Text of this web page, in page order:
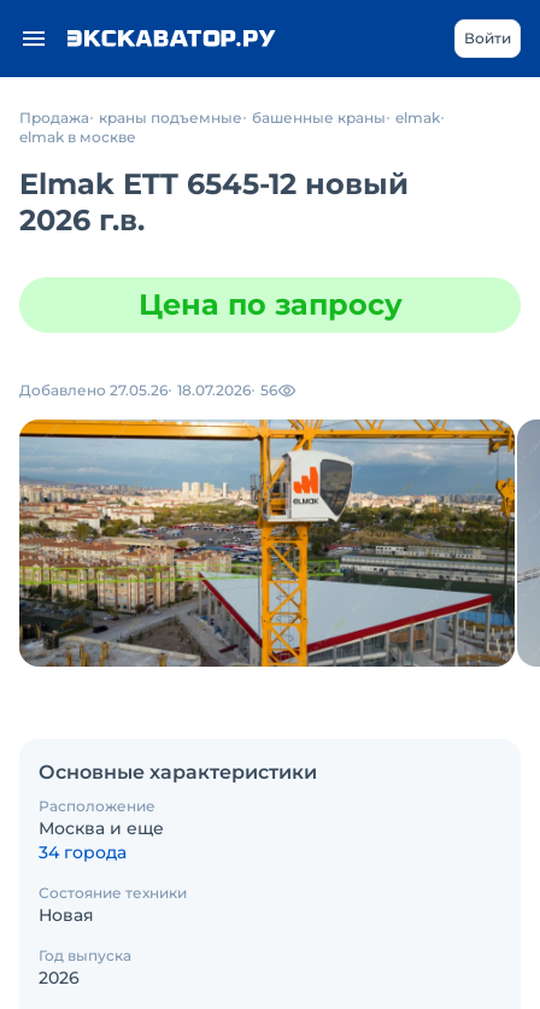
Войти
Продажа краны подъемные башенные краны elmak
elmak в москве
Elmak ETT 6545-12 новый
2026 г.в.
Цена по запросу
Добавлено 27.05.26 18.07.2026 56
Основные характеристики
Расположение
Москва и еще
34 города
Состояние техники
Новая
Год выпуска
2026